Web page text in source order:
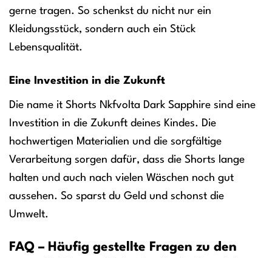
gerne tragen. So schenkst du nicht nur ein
Kleidungsstück, sondern auch ein Stück
Lebensqualität.
Eine Investition in die Zukunft
Die name it Shorts Nkfvolta Dark Sapphire sind eine
Investition in die Zukunft deines Kindes. Die
hochwertigen Materialien und die sorgfältige
Verarbeitung sorgen dafür, dass die Shorts lange
halten und auch nach vielen Wäschen noch gut
aussehen. So sparst du Geld und schonst die
Umwelt.
FAQ – Häufig gestellte Fragen zu den